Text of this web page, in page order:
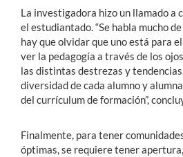
La investigadora hizo un llamado a
el estudiantado. “Se habla mucho
hay que olvidar que uno está para
ver la pedagogía a través de los
las distintas destrezas y
diversidad de cada alumno y
del currículum de formación”,
Finalmente, para tener
óptimas, se requiere tener